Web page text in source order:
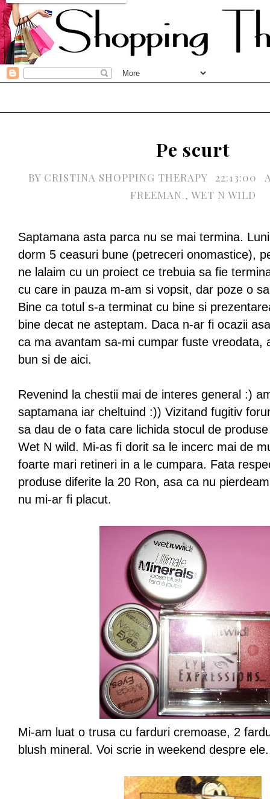
Pe scurt
BY CRISTINA SHOPPING THERAPY 22:13:00
FREEMAN., WET N WILD
Saptamana asta parca nu se mai termina.
dorm 5 ceasuri bune (petreceri onomastice),
ne lalaim cu un proiect ce trebuia sa fie
cu care in pauza m-am si vopsit, dar poze o
Bine ca totul s-a terminat cu bine si
bine decat ne asteptam. Daca n-ar fi ocazii
ca ma avantam sa-mi cumpar fuste vreodata,
bun si de aici.
Revenind la chestii mai de interes general :)
saptamana iar cheltuind :)) Vizitand fugitiv
sa dau de o fata care lichida stocul de
Wet N wild. Mi-as fi dorit sa le incerc mai de
foarte mari retineri in a le cumpara. Fata
produse diferite la 20 Ron, asa ca nu
nu mi-ar fi placut.
Mi-am luat o trusa cu farduri cremoase, 2
blush mineral. Voi scrie in weekend despre ele.